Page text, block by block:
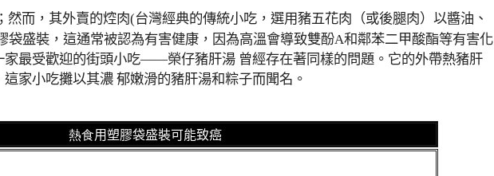
然而，其外賣的焢肉(台灣經典的傳統小吃，選用豬五花肉（或後腿肉）以醬油、
袋盛裝，這通常被認為有害健康，因為高溫會導致雙酚A和鄰苯二甲酸酯等有害化
最受歡迎的街頭小吃——榮仔豬肝湯 曾經存在著同樣的問題。它的外帶熱豬肝
家小吃攤以其濃 郁嫩滑的豬肝湯和粽子而聞名。
熱食用塑膠袋盛裝可能致癌